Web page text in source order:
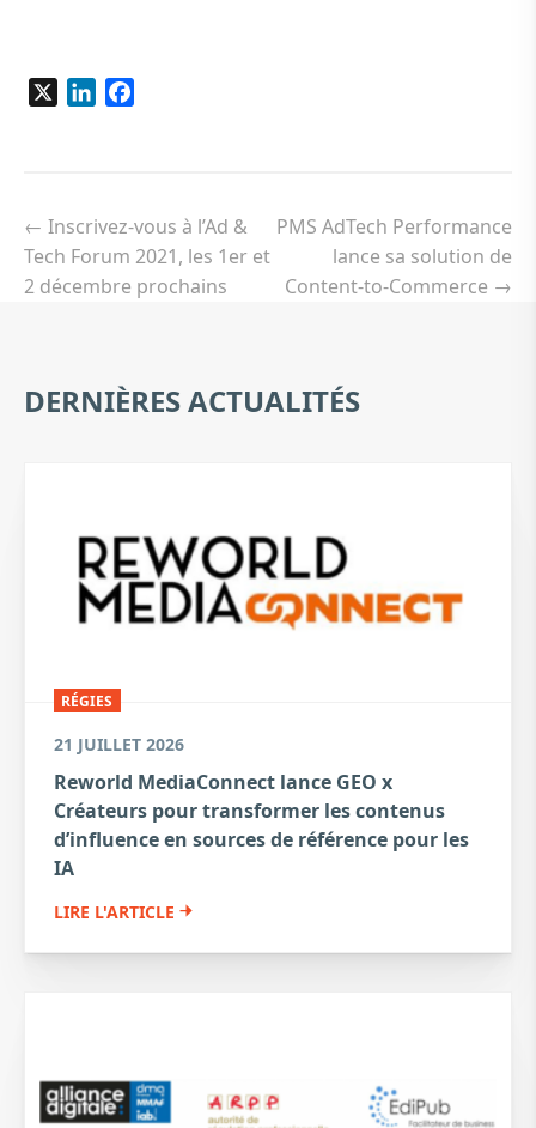
LinkedIn
de
l’article
← Inscrivez-vous à l’Ad &
Tech Forum 2021, les 1er et
2 décembre prochains
PMS AdTech Performance
lance sa solution de
Content-to-Commerce →
DERNIÈRES ACTUALITÉS
RÉGIES
21 JUILLET 2026
Reworld MediaConnect lance GEO x
Créateurs pour transformer les contenus
d’influence en sources de référence pour les
IA
LIRE L'ARTICLE